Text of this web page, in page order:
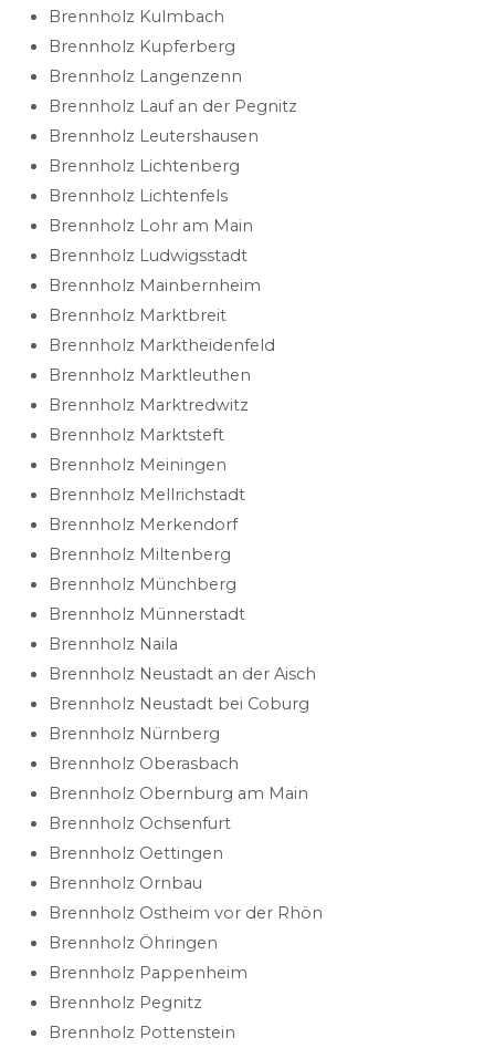
Brennholz Kulmbach
Brennholz Kupferberg
Brennholz Langenzenn
Brennholz Lauf an der Pegnitz
Brennholz Leutershausen
Brennholz Lichtenberg
Brennholz Lichtenfels
Brennholz Lohr am Main
Brennholz Ludwigsstadt
Brennholz Mainbernheim
Brennholz Marktbreit
Brennholz Marktheidenfeld
Brennholz Marktleuthen
Brennholz Marktredwitz
Brennholz Marktsteft
Brennholz Meiningen
Brennholz Mellrichstadt
Brennholz Merkendorf
Brennholz Miltenberg
Brennholz Münchberg
Brennholz Münnerstadt
Brennholz Naila
Brennholz Neustadt an der Aisch
Brennholz Neustadt bei Coburg
Brennholz Nürnberg
Brennholz Oberasbach
Brennholz Obernburg am Main
Brennholz Ochsenfurt
Brennholz Oettingen
Brennholz Ornbau
Brennholz Ostheim vor der Rhön
Brennholz Öhringen
Brennholz Pappenheim
Brennholz Pegnitz
Brennholz Pottenstein